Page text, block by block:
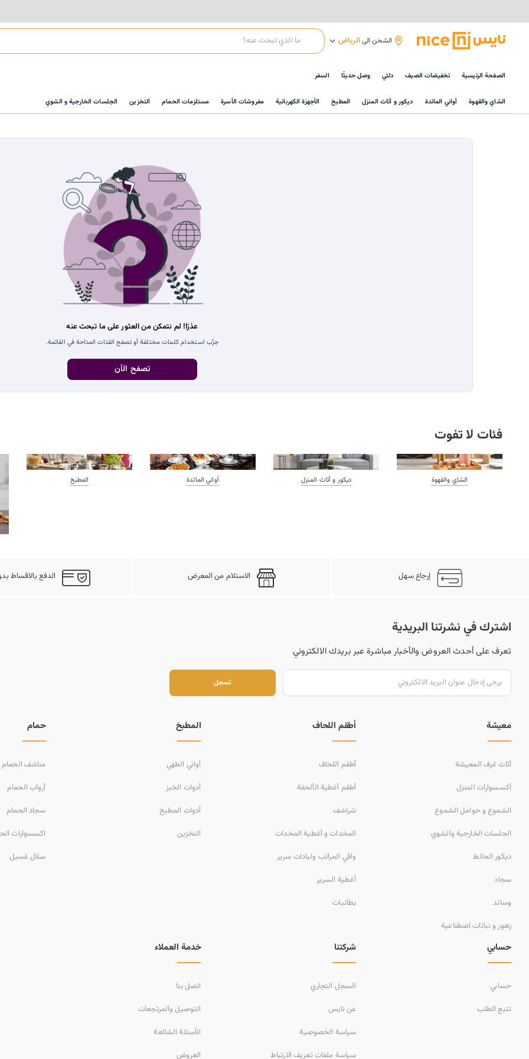
الشحن الىالرياض
الصفحة الرئيسية تخفيضات الصيف دلتي وصل حديثًا السفر
الشاي والقهوة أواني المائدة ديكور و أثاث المنزل المطبخ الأجهزة الكهربائية مفروشات الأسرة مستلزمات الحمام التخزين الجلسات الخارجية و الشوي
عذرًا! لم نتمكن من العثور على ما تبحث عنه
جرِّب استخدام كلمات مختلفة أو تصفح الفئات المتاحة في القائمة.
تصفح الآن
فئات لا تفوت
الشاي والقهوة ديكور و أثاث المنزل أواني المائدة المطبخ
إرجاع سهل الاستلام من المعرض الدفع بالاقساط
اشترك في نشرتنا البريدية
تعرف على أحدث العروض والأخبار مباشرة عبر بريدك الالكتروني
تسجل
تسجل معيشة
أثاث غرف المعيشة
أكسسوارات المنزل
الشموع و حوامل الشموع
الجلسات الخارجية والشوي
ديكور الحائط
سجاد
وسائد
زهور و نباتات اصطناعية
أطقم اللحاف
أطقم اللحاف
أطقم أغطية الألحفة
شراشف
المخدات و أغطية المخدات
واقي المراتب ولبادات سرير
أغطية السرير
بطانيات
المطبخ
أواني الطهي
أدوات الخبز
أدوات المطبخ
التخزين
حمام
مناشف الحمام
أرواب الحمام
سجاد الحمام
اكسسوارات
سلال غسيل
حسابي
حسابي
تتبع الطلب
شركتنا
السجل التجاري
عن نايس
سياسة الخصوصية
سياسة ملفات تعريف الارتباط
خدمة العملاء
اتصل بنا
التوصيل والمرتجعات
الأسئلة الشائعة
العروض